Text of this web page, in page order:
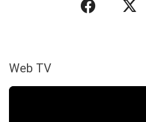
Web TV